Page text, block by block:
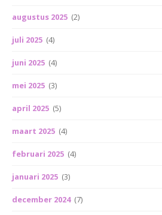
augustus 2025 (2)
juli 2025 (4)
juni 2025 (4)
mei 2025 (3)
april 2025 (5)
maart 2025 (4)
februari 2025 (4)
januari 2025 (3)
december 2024 (7)